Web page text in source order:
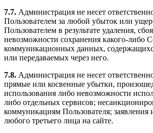
7.7. Администрация не несет
Пользователем за любой убыток или
Пользователем в результате удаления,
невозможности сохранения какого-либо
коммуникационных данных,
или передаваемых через него.
7.8. Администрация не несет
прямые или косвенные убытки,
использования либо невозможности
либо отдельных сервисов;
коммуникациям Пользователя; заявления
любого третьего лица на сайте.